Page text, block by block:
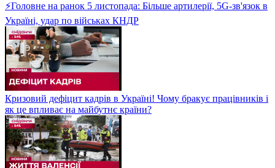
⚡Головне на ранок 5 листопада: Більше артилерії, 5G-зв'язок в
Україні, удар по військах КНДР
Кризовий дефіцит кадрів в Україні! Чому бракує працівників і
як це впливає на майбутнє країни?